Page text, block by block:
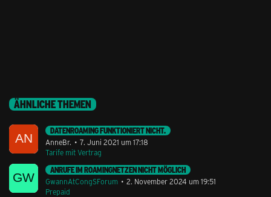
ÄHNLICHE THEMEN
DATENROAMING FUNKTIONIERT NICHT.
AnneBr.
7. Juni 2021 um 17:18
Tarife mit Vertrag
ANRUFE IM ROAMINGNETZEN NICHT MÖGLICH
GwannAtCongSForum
2. November 2024 um 19:51
Prepaid